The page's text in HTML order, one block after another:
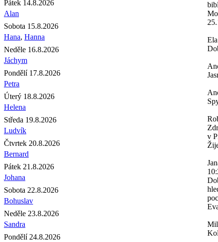
Pátek 14.8.2026
Alan
Sobota 15.8.2026
Hana, Hanna
Neděle 16.8.2026
Jáchym
Pondělí 17.8.2026
Petra
Úterý 18.8.2026
Helena
Středa 19.8.2026
Ludvík
Čtvrtek 20.8.2026
Bernard
Pátek 21.8.2026
Johana
Sobota 22.8.2026
Bohuslav
Neděle 23.8.2026
Sandra
Pondělí 24.8.2026
Ela
v